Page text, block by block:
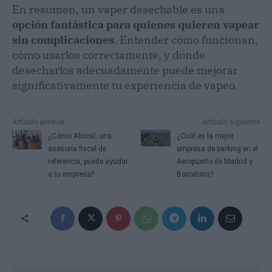
En resumen, un vaper desechable es una
opción fantástica para quienes quieren vapear
sin complicaciones. Entender cómo funcionan,
cómo usarlos correctamente, y dónde
desecharlos adecuadamente puede mejorar
significativamente tu experiencia de vapeo.
Artículo anterior
¿Cómo Afixcal, una
asesoría fiscal de
referencia, puede ayudar
a tu empresa?
Artículo siguiente
¿Cuál es la mejor
empresa de parking en el
Aeropuerto de Madrid y
Barcelona?